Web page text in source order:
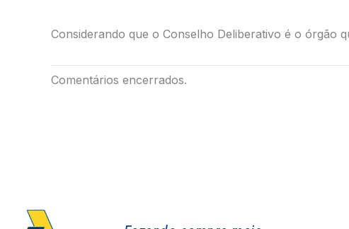
Considerando que o Conselho Deliberativo é o órgão
Comentários encerrados.